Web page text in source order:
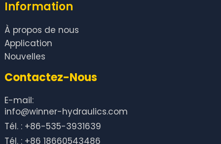
Information
À propos de nous
Application
Nouvelles
Contactez-Nous
E-mail:
info@winner-hydraulics.com
Tél. : +86-535-3931639
Tél. : +86 18660543486